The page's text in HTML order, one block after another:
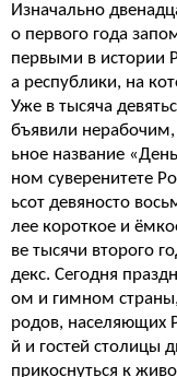
Изначально
о первого года
первыми в истории
а республики, на
Уже в тысяча
бъявили
ьное название
ном суверенитете
ьсот девяносто
лее короткое и
ве тысячи второго
декс. Сегодня
ом и гимном
родов, населяющих
й и гостей столицы
прикоснуться к